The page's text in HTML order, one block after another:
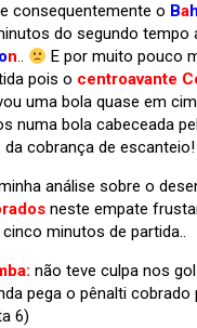
e consequentemente o Bah
do segundo tempo
on..
E por muito pouco
pois o centroavante
uma bola quase em
numa bola cabeceada
da cobrança de escanteio!
análise sobre o
neste empate
minutos de partida..
não teve culpa nos
pega o pênalti cobrado
6)